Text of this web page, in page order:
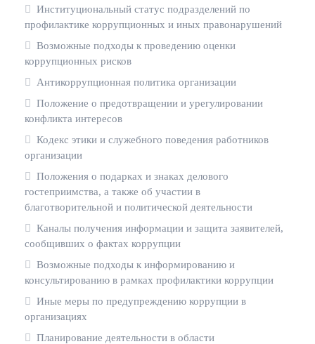
Институциональный статус подразделений по
профилактике коррупционных и иных правонарушений
Возможные подходы к проведению оценки
коррупционных рисков
Антикоррупционная политика организации
Положение о предотвращении и урегулировании
конфликта интересов
Кодекс этики и служебного поведения работников
организации
Положения о подарках и знаках делового
гостеприимства, а также об участии в
благотворительной и политической деятельности
Каналы получения информации и защита заявителей,
сообщивших о фактах коррупции
Возможные подходы к информированию и
консультированию в рамках профилактики коррупции
Иные меры по предупреждению коррупции в
организациях
Планирование деятельности в области